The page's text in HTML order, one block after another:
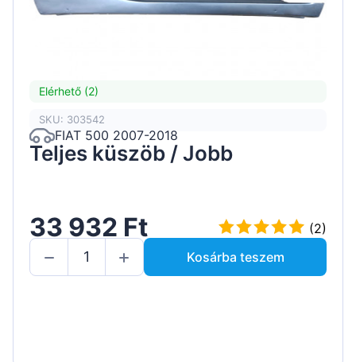
Elérhető (2)
SKU: 303542
FIAT 500 2007-2018
Teljes küszöb / Jobb
33 932 Ft
(2)
Kosárba teszem